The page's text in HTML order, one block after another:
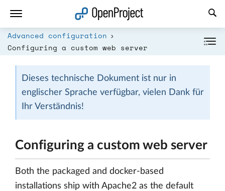
Advanced configuration
Configuring a custom web server
Dieses technische Dokument ist nur in
englischer Sprache verfügbar, vielen Dank für
Ihr Verständnis!
Configuring a custom web server
Both the packaged and docker-based
installations ship with Apache2 as the default
Link in neuem Tab öffnen